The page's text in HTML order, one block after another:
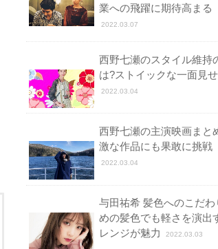
業への飛躍に期待高まる
2022.03.07
西野七瀬のスタイル維持
は?ストイックな一面見
2022.03.04
西野七瀬の主演映画まと
激な作品にも果敢に挑戦
2022.03.04
与田祐希 髪色へのこだわ
めの髪色でも軽さを演出
レンジが魅力
2022.03.03